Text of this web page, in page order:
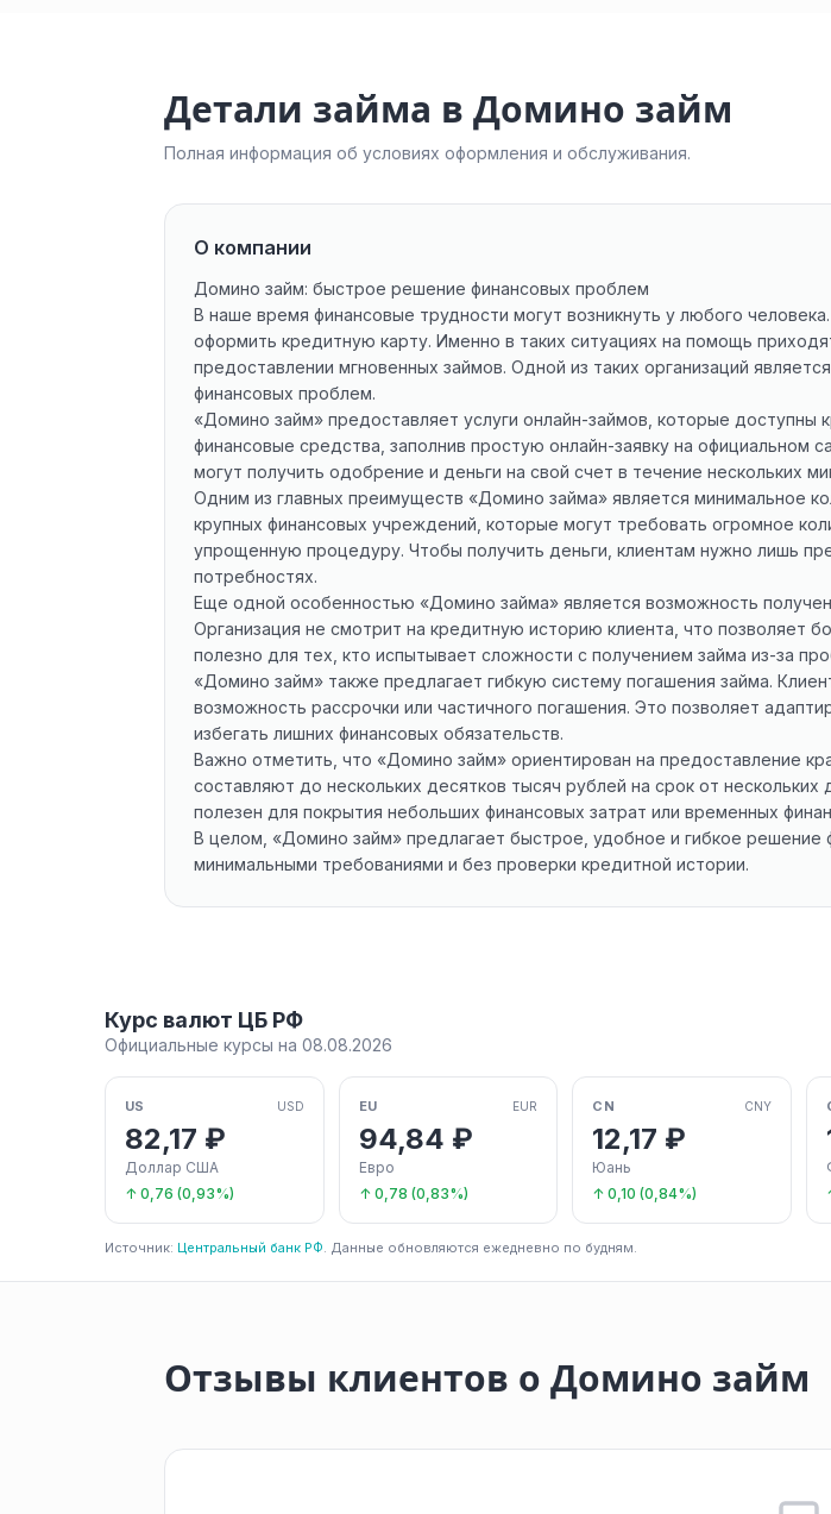
Детали займа в Домино займ
Полная информация об условиях оформления и обслуживания.
О компании
Домино займ: быстрое решение финансовых проблем
В наше время финансовые трудности могут возникнуть у любого
оформить кредитную карту. Именно в таких ситуациях на помощь
предоставлении мгновенных займов. Одной из таких организаций
финансовых проблем.
«Домино займ» предоставляет услуги онлайн-займов, которые доступны
финансовые средства, заполнив простую онлайн-заявку на официальном
могут получить одобрение и деньги на свой счет в течение нескольких
Одним из главных преимуществ «Домино займа» является минимальное
крупных финансовых учреждений, которые могут требовать огромное
упрощенную процедуру. Чтобы получить деньги, клиентам нужно лишь
потребностях.
Еще одной особенностью «Домино займа» является возможность
Организация не смотрит на кредитную историю клиента, что позволяет
полезно для тех, кто испытывает сложности с получением займа из-за
«Домино займ» также предлагает гибкую систему погашения займа.
возможность рассрочки или частичного погашения. Это позволяет
избегать лишних финансовых обязательств.
Важно отметить, что «Домино займ» ориентирован на предоставление
составляют до нескольких десятков тысяч рублей на срок от
полезен для покрытия небольших финансовых затрат или временных
В целом, «Домино займ» предлагает быстрое, удобное и гибкое
минимальными требованиями и без проверки кредитной истории.
Курс валют ЦБ РФ
Официальные курсы на 08.08.2026
US USD
82,17 ₽
Доллар США
↑ 0,76 (0,93%)
EU EUR
94,84 ₽
Евро
↑ 0,78 (0,83%)
CN CNY
12,17 ₽
Юань
↑ 0,10 (0,84%)
Источник: Центральный банк РФ. Данные обновляются ежедневно по будням.
Отзывы клиентов о Домино займ